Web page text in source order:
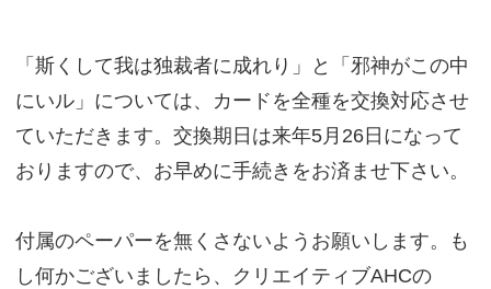
「斯くして我は独裁者に成れり」と「邪神がこの中
にいル」については、カードを全種を交換対応させ
ていただきます。交換期日は来年5月26日になって
おりますので、お早めに手続きをお済ませ下さい。
付属のペーパーを無くさないようお願いします。も
し何かございましたら、クリエイティブAHCの